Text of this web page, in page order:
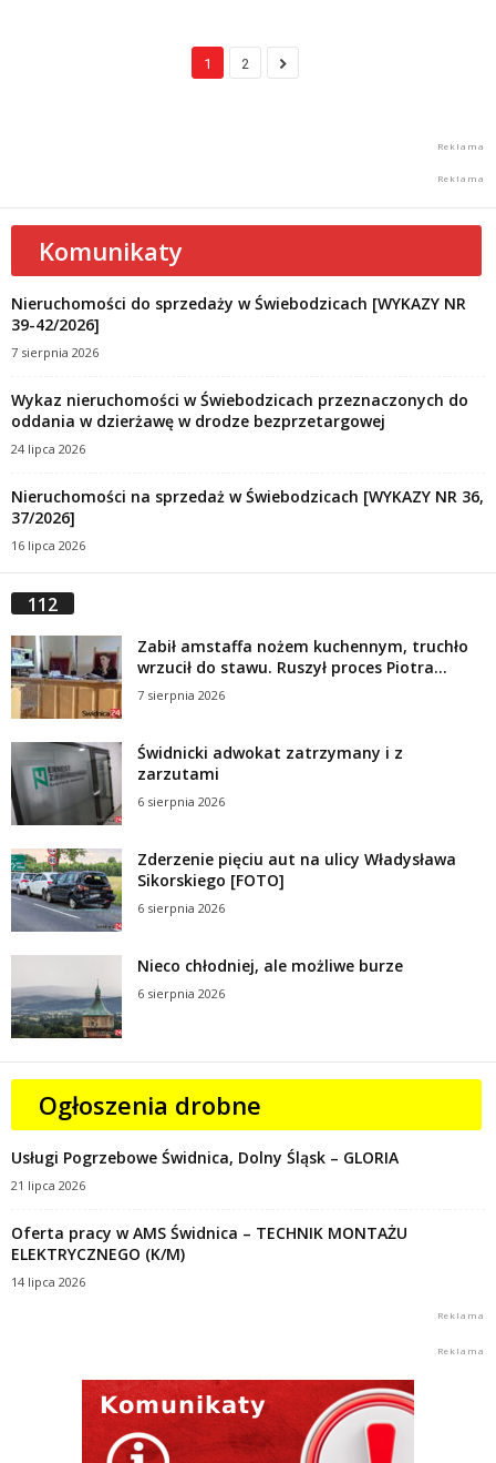
1 2
Komunikaty
Nieruchomości do sprzedaży w Świebodzicach [WYKAZY NR
39-42/2026]
7 sierpnia 2026
Wykaz nieruchomości w Świebodzicach przeznaczonych do
oddania w dzierżawę w drodze bezprzetargowej
24 lipca 2026
Nieruchomości na sprzedaż w Świebodzicach [WYKAZY NR 36,
37/2026]
16 lipca 2026
112
Zabił amstaffa nożem kuchennym, truchło
wrzucił do stawu. Ruszył proces Piotra...
7 sierpnia 2026
Świdnicki adwokat zatrzymany i z
zarzutami
6 sierpnia 2026
Zderzenie pięciu aut na ulicy Władysława
Sikorskiego [FOTO]
6 sierpnia 2026
Nieco chłodniej, ale możliwe burze
6 sierpnia 2026
Ogłoszenia drobne
Usługi Pogrzebowe Świdnica, Dolny Śląsk – GLORIA
21 lipca 2026
Oferta pracy w AMS Świdnica – TECHNIK MONTAŻU
ELEKTRYCZNEGO (K/M)
14 lipca 2026